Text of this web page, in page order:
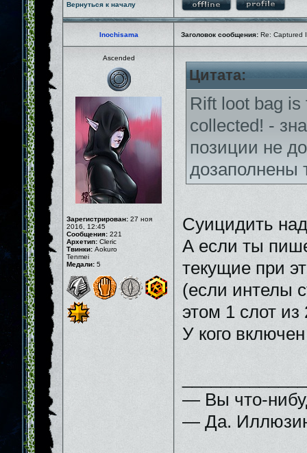
Вернуться к началу
Inochisama Заголовок сообщения: Re: Captured
Ascended
Зарегистрирован: 27 ноя
2016, 12:45
Сообщения: 221
Архетип: Cleric
Твинки: Aokuro
Tenmei
Медали: 5
Цитата:
Rift loot bag
collected! -
позиции не
дозаполнены
Суицидить
А если ты
текущие при
(если интелы
этом 1 слот
У кого
— Вы что-
— Да.